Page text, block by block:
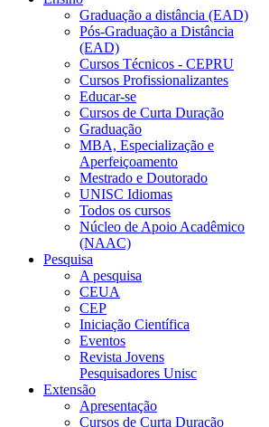
Graduação a distância (EAD)
Pós-Graduação a Distância
(EAD)
Cursos Técnicos - CEPRU
Cursos Profissionalizantes
Educar-se
Cursos de Curta Duração
Graduação
MBA, Especialização e
Aperfeiçoamento
Mestrado e Doutorado
UNISC Idiomas
Todos os cursos
Núcleo de Apoio Acadêmico
(NAAC)
Pesquisa
A pesquisa
CEUA
CEP
Iniciação Científica
Eventos
Revista Jovens
Pesquisadores Unisc
Extensão
Apresentação
Cursos de Curta Duração